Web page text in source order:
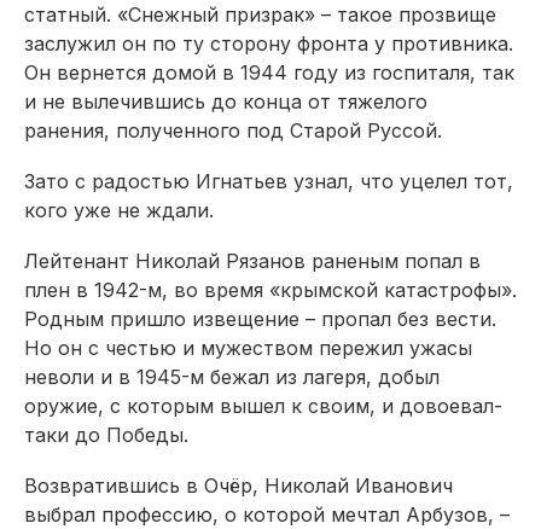
статный. «Снежный призрак» – такое прозвище
заслужил он по ту сторону фронта у противника.
Он вернется домой в 1944 году из госпиталя, так
и не вылечившись до конца от тяжелого
ранения, полученного под Старой Руссой.
Зато с радостью Игнатьев узнал, что уцелел тот,
кого уже не ждали.
Лейтенант Николай Рязанов раненым попал в
плен в 1942-м, во время «крымской катастрофы».
Родным пришло извещение – пропал без вести.
Но он с честью и мужеством пережил ужасы
неволи и в 1945-м бежал из лагеря, добыл
оружие, с которым вышел к своим, и довоевал-
таки до Победы.
Возвратившись в Очёр, Николай Иванович
выбрал профессию, о которой мечтал Арбузов, –